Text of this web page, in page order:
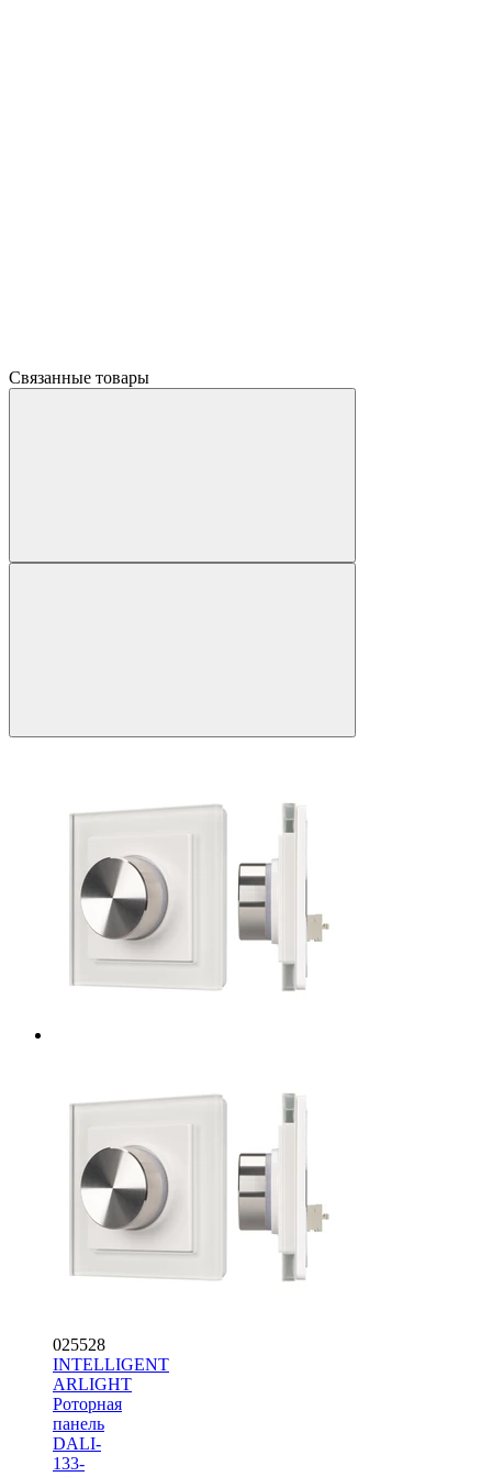
Связанные товары
025528
INTELLIGENT
ARLIGHT
Роторная
панель
DALI-
133-